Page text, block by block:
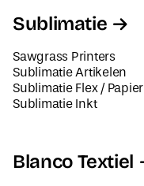
Sublimatie
Sawgrass Printers
Sublimatie Artikelen
Sublimatie Flex / Papier
Sublimatie Inkt
Blanco Textiel